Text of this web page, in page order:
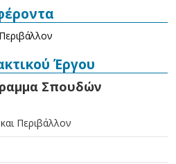
Έργου
Σπουδών
Περιβάλλον